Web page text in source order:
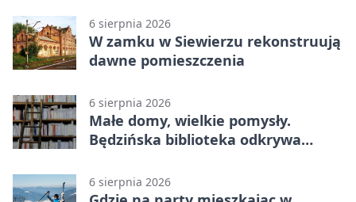
6 sierpnia 2026
W zamku w Siewierzu rekonstruują
dawne pomieszczenia
6 sierpnia 2026
Małe domy, wielkie pomysły.
Będzińska biblioteka odkrywa
6 sierpnia 2026